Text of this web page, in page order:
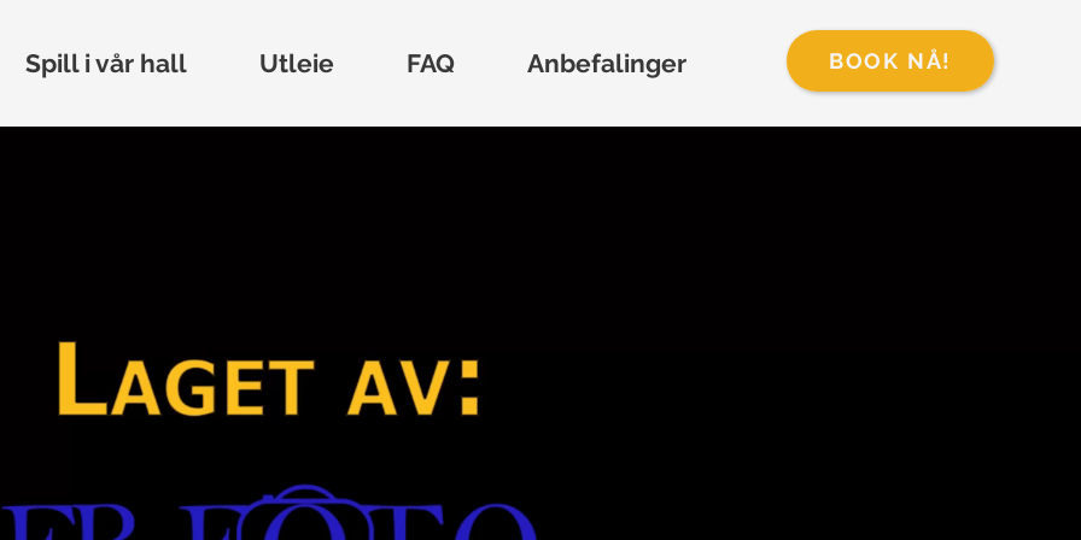
Spill i vår hall Utleie FAQ Anbefalinger BOOK NÅ!